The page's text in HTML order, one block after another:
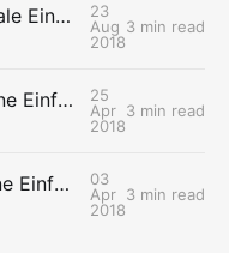
So funktioniert die digitale Einverständniserklärung
23
Aug
2018
3 min read
Privacy by Design II – Eine Einführung in die Umsetzung des Datenschutzes in der HPI Schul-Cloud
25
Apr
2018
3 min read
Privacy by Design I – Eine Einführung in den Datenschutz der HPI Schul-Cloud
03
Apr
2018
3 min read